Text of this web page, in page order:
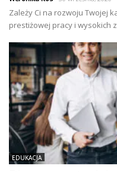
Zależy Ci na rozwoju Twojej
prestiżowej pracy i wysokich
EDUKACJA